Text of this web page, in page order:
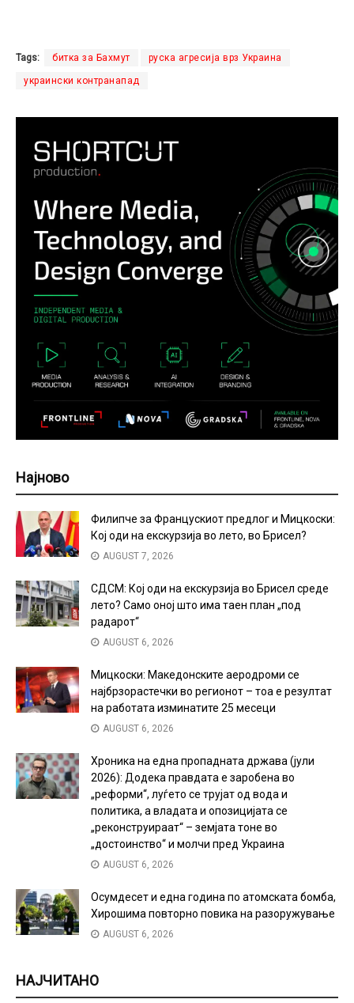
Tags: битка за Бахмут руска агресија врз Украина
украински контранапад
Најново
Филипче за Францускиот предлог и Мицкоски:
Кој оди на екскурзија во лето, во Брисел?
AUGUST 7, 2026
СДСМ: Кој оди на екскурзија во Брисел среде
лето? Само оној што има таен план „под
радарот“
AUGUST 6, 2026
Мицкоски: Македонските аеродроми се
најбрзорастечки во регионот – тоа е резултат
на работата изминатите 25 месеци
AUGUST 6, 2026
Хроника на една пропадната држава (јули
2026): Додека правдата е заробена во
„реформи“, луѓето се трујат од вода и
политика, а владата и опозицијата се
„реконструираат“ – земјата тоне во
„достоинство“ и молчи пред Украина
AUGUST 6, 2026
Осумдесет и една година по атомската бомба,
Хирошима повторно повика на разоружување
AUGUST 6, 2026
НАЈЧИТАНО